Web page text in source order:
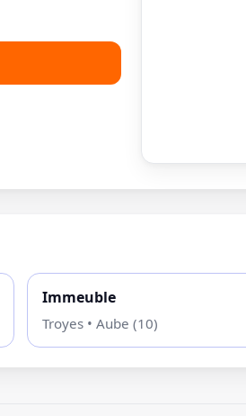
Immeuble
Troyes • Aube (10)